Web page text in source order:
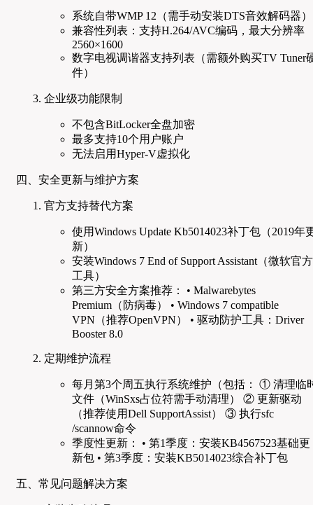
系统自带WMP 12（需手动安装DTS音效解码器）
兼容性列表：支持H.264/AVC编码，最大分辨率
2560×1600
数字电视调谐器支持列表（需额外购买TV Tuner
件）
企业级功能限制
不包含BitLocker全盘加密
最多支持10个用户账户
无法启用Hyper-V虚拟化
四、安全更新与维护方案
官方支持替代方案
使用Windows Update Kb5014023补丁包（2019年
新）
安装Windows 7 End of Support Assistant（微软官方
工具）
第三方安全方案推荐： • Malwarebytes
Premium（防病毒） • Windows 7 compatible
VPN（推荐OpenVPN） • 驱动防护工具：Driver
Booster 8.0
定期维护流程
每月第3个周五执行系统维护（包括： ① 清理临
文件（WinSxs占位符需手动清理） ② 更新驱动
（推荐使用Dell SupportAssist） ③ 执行sfc
/scannow命令
季度性更新： • 第1季度：安装KB4567523基础更
新包 • 第3季度：安装KB5014023综合补丁包
五、常见问题解决方案